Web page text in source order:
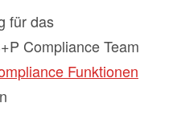
für das
Compliance Team
Funktionen